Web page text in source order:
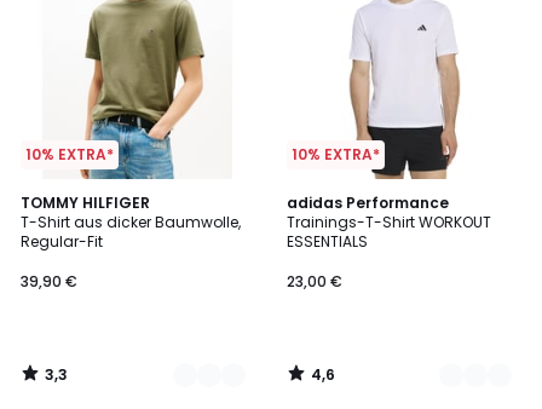
10% EXTRA*
TOMMY HILFIGER
T-Shirt aus dicker Baumwolle,
Regular-Fit
39,90 €
3,3
/ 5
4
Farben
3,3
/
10% EXTRA*
adidas Performance
Trainings-T-Shirt WORKOUT
ESSENTIALS
23,00 €
4,6
/ 5
3
Farben
4,6
/